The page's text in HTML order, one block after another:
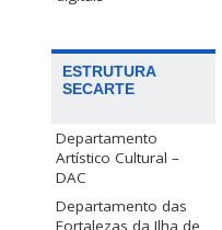
ESTRUTURA
SECARTE
Departamento
Artístico Cultural –
DAC
Departamento das
Fortalezas da Ilha de